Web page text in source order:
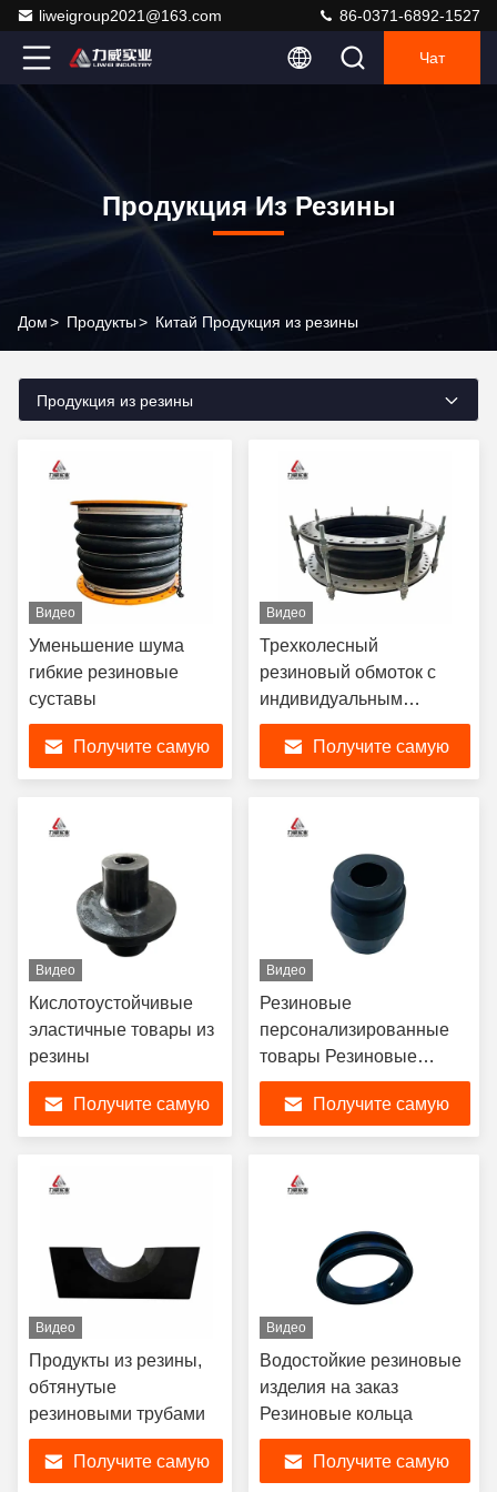
liweigroup2021@163.com 86-0371-6892-1527
Чат
Продукция Из Резины
Дом> Продукты> Китай Продукция из резины
Продукция из резины
Видео
Уменьшение шума
гибкие резиновые
суставы
Получите самую
Видео
Трехколесный
резиновый обмоток с
индивидуальным
дизайном
Получите самую
Видео
Кислотоустойчивые
эластичные товары из
резины
Получите самую
Видео
Резиновые
персонализированные
товары Резиновые
сосуды Уменьшение
шума
Получите самую
Видео
Продукты из резины,
обтянутые
резиновыми трубами
Получите самую
Видео
Водостойкие резиновые
изделия на заказ
Резиновые кольца
Получите самую